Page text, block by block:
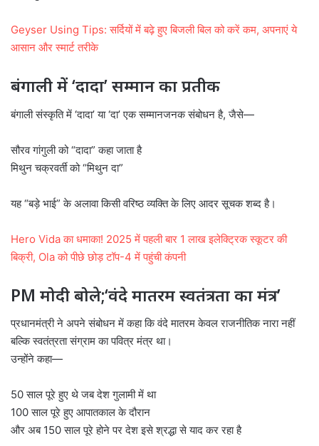
Geyser Using Tips: सर्दियों में बढ़े हुए बिजली बिल को करें कम, अपनाएं ये
आसान और स्मार्ट तरीके
बंगाली में ‘दादा’ सम्मान का प्रतीक
बंगाली संस्कृति में ‘दादा’ या ‘दा’ एक सम्मानजनक संबोधन है, जैसे—
सौरव गांगुली को “दादा” कहा जाता है
मिथुन चक्रवर्ती को “मिथुन दा”
यह “बड़े भाई” के अलावा किसी वरिष्ठ व्यक्ति के लिए आदर सूचक शब्द है।
Hero Vida का धमाका! 2025 में पहली बार 1 लाख इलेक्ट्रिक स्कूटर की
बिक्री, Ola को पीछे छोड़ टॉप-4 में पहुंची कंपनी
PM मोदी बोले;‘वंदे मातरम स्वतंत्रता का मंत्र’
प्रधानमंत्री ने अपने संबोधन में कहा कि वंदे मातरम केवल राजनीतिक नारा नहीं
बल्कि स्वतंत्रता संग्राम का पवित्र मंत्र था।
उन्होंने कहा—
50 साल पूरे हुए थे जब देश गुलामी में था
100 साल पूरे हुए आपातकाल के दौरान
और अब 150 साल पूरे होने पर देश इसे श्रद्धा से याद कर रहा है